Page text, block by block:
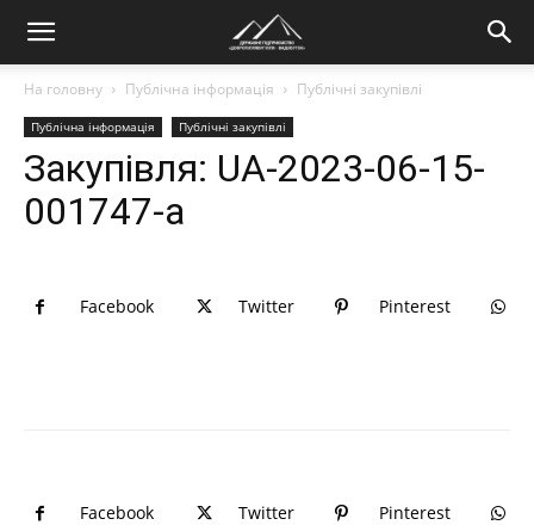
На головну Публічна інформація Публічні закупівлі
Публічна інформація Публічні закупівлі
Закупівля: UA-2023-06-15-
001747-a
Facebook Twitter Pinterest
Facebook Twitter Pinterest